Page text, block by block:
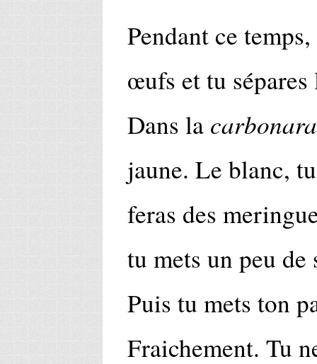
Pendant ce
œufs et tu
Dans la carbonara
jaune. Le blanc,
feras des
tu mets un peu
Puis tu mets ton
Fraichement. Tu